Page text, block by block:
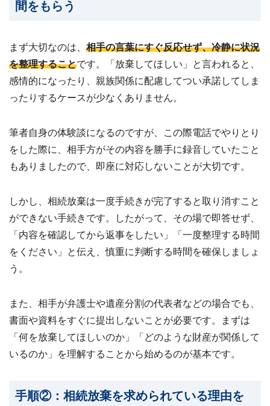
間をもらう
まず大切なのは、 相手の言葉にすぐ反応せず、冷静に状況
を整理することです。「放棄してほしい」と言われると、
感情的になったり、親族関係に配慮してつい承諾してしま
ったりするケースが少なくありません。
筆者自身の体験談になるのですが、この際電話でやりとり
をした際に、相手方がその内容を勝手に録音していたこと
もありましたので、即座に対応しないことが大切です。
しかし、相続放棄は一度手続きが完了すると取り消すこと
ができない手続きです。したがって、その場で即答せず、
「内容を確認してから返事をしたい」「一度整理する時間
をください」と伝え、慎重に判断する時間を確保しましょ
う。
また、相手が弁護士や遺産分割の代表者などの場合でも、
書面や資料をすぐに提出しないことが必要です。まずは
「何を放棄してほしいのか」「どのような財産が関係して
いるのか」を理解することから始めるのが基本です。
手順②：相続放棄を求められている理由を